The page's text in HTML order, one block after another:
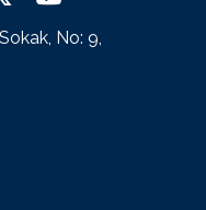
No: 9,